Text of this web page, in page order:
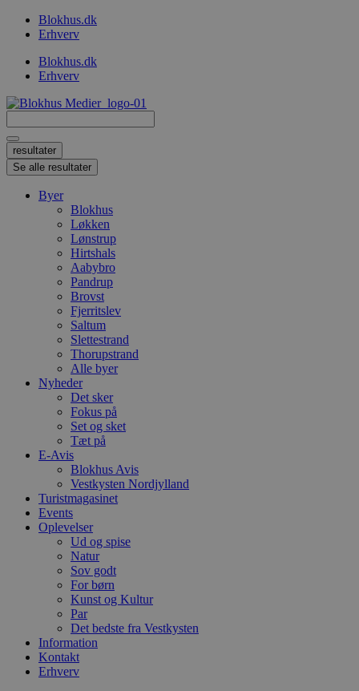
VidereBlokhus.dk
Erhverv
Blokhus.dk
Erhverv
...
resultater
Se alle resultater
Byer
Blokhus
Løkken
Lønstrup
Hirtshals
Aabybro
Pandrup
Brovst
Fjerritslev
Saltum
Slettestrand
Thorupstrand
Alle byer
Nyheder
Det sker
Fokus på
Set og sket
Tæt på
E-Avis
Blokhus Avis
Vestkysten Nordjylland
Turistmagasinet
Events
Oplevelser
Ud og spise
Natur
Sov godt
For børn
Kunst og Kultur
Par
Det bedste fra Vestkysten
Information
Kontakt
Erhverv